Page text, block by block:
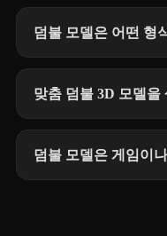
덤불 모델은 어떤 형
맞춤 덤불 3D 모델을
덤불 모델은 게임이